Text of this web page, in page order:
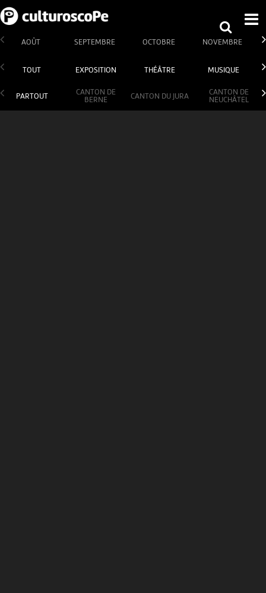
AOÛT SEPTEMBRE OCTOBRE NOVEMBRE
TOUT EXPOSITION THÉÂTRE MUSIQUE
PARTOUT
CANTON DE
BERNE
CANTON DU JURA
CANTON DE
NEUCHÂTEL